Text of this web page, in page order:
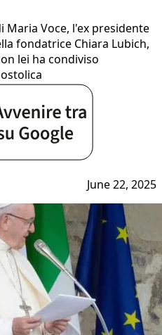
Voce, l'ex presidente
fondatrice Chiara Lubich,
lei ha condiviso
June 22, 2025